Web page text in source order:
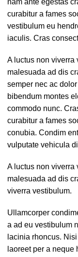
nam ante egestas
curabitur a fames
vestibulum eu
iaculis. Cras
A luctus non viverra
malesuada ad dis
semper nec ac
bibendum montes
commodo nunc.
curabitur a fames
conubia. Condim
vulputate vehicula
A luctus non viverra
malesuada ad dis
viverra vestibulum.
Ullamcorper
a ad eu vestibulum
lacinia rhoncus.
laoreet per a